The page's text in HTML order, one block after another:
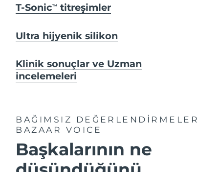
T-SonicTM titreşimler
Ultra hijyenik silikon
Klinik sonuçlar ve Uzman
incelemeleri
BAĞIMSIZ DEĞERLENDİRMELER
BAZAAR VOICE
Başkalarının ne